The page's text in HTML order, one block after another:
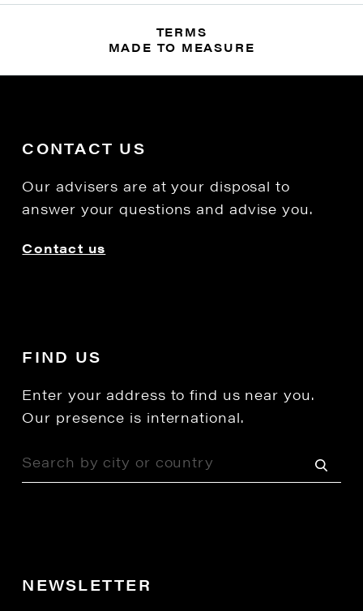
TERMS
MADE TO MEASURE
CONTACT US
Our advisers are at your disposal to
answer your questions and advise you.
Contact us
FIND US
Enter your address to find us near you.
Our presence is international.
NEWSLETTER